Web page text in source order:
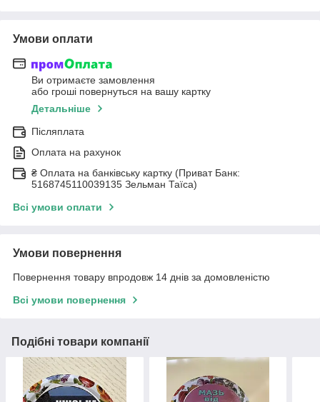
Умови оплати
Ви отримаєте замовлення
або гроші повернуться на вашу картку
Детальніше
Післяплата
Оплата на рахунок
₴ Оплата на банківську картку (Приват Банк:
5168745110039135 Зельман Таїса)
Всі умови оплати
Умови повернення
Повернення товару впродовж 14 днів за домовленістю
Всі умови повернення
Подібні товари компанії